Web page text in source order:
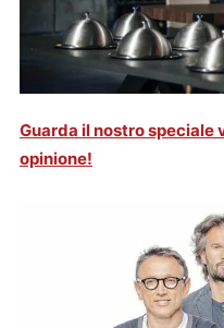
Guarda il nostro speciale
opinione!